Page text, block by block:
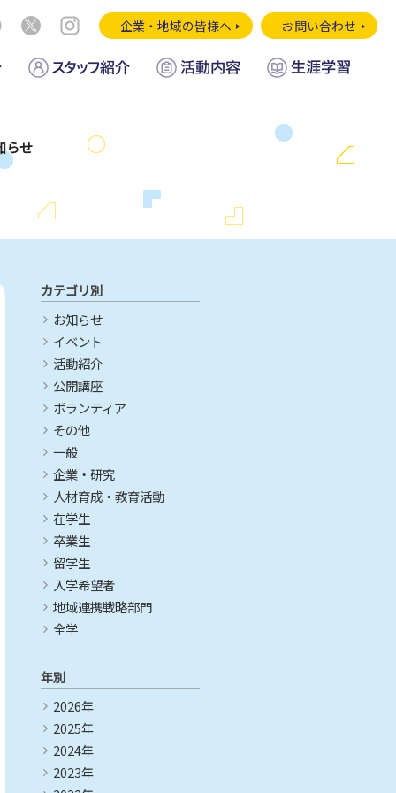
企業・地域の皆様へ お問い合わせ
らせ
カテゴリ別
お知らせ
イベント
活動紹介
公開講座
ボランティア
その他
一般
企業・研究
人材育成・教育活動
在学生
卒業生
留学生
入学希望者
地域連携戦略部門
全学
年別
2026年
2025年
2024年
2023年